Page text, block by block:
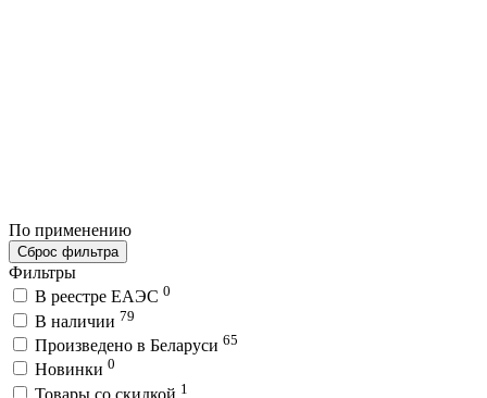
По применению
Сброс фильтра
Фильтры
В реестре ЕАЭС 0
В наличии 79
Произведено в Беларуси 65
Новинки 0
Товары со скидкой 1